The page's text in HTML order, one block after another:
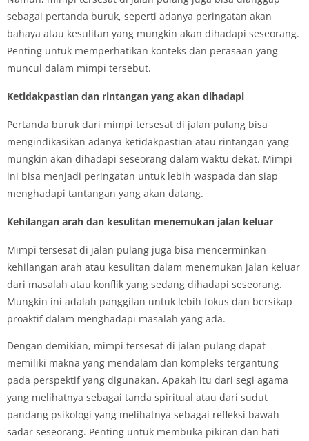
sebagai pertanda buruk, seperti adanya peringatan akan
bahaya atau kesulitan yang mungkin akan dihadapi seseorang.
Penting untuk memperhatikan konteks dan perasaan yang
muncul dalam mimpi tersebut.
Ketidakpastian dan rintangan yang akan dihadapi
Pertanda buruk dari mimpi tersesat di jalan pulang bisa
mengindikasikan adanya ketidakpastian atau rintangan yang
mungkin akan dihadapi seseorang dalam waktu dekat. Mimpi
ini bisa menjadi peringatan untuk lebih waspada dan siap
menghadapi tantangan yang akan datang.
Kehilangan arah dan kesulitan menemukan jalan keluar
Mimpi tersesat di jalan pulang juga bisa mencerminkan
kehilangan arah atau kesulitan dalam menemukan jalan keluar
dari masalah atau konflik yang sedang dihadapi seseorang.
Mungkin ini adalah panggilan untuk lebih fokus dan bersikap
proaktif dalam menghadapi masalah yang ada.
Dengan demikian, mimpi tersesat di jalan pulang dapat
memiliki makna yang mendalam dan kompleks tergantung
pada perspektif yang digunakan. Apakah itu dari segi agama
yang melihatnya sebagai tanda spiritual atau dari sudut
pandang psikologi yang melihatnya sebagai refleksi bawah
sadar seseorang. Penting untuk membuka pikiran dan hati